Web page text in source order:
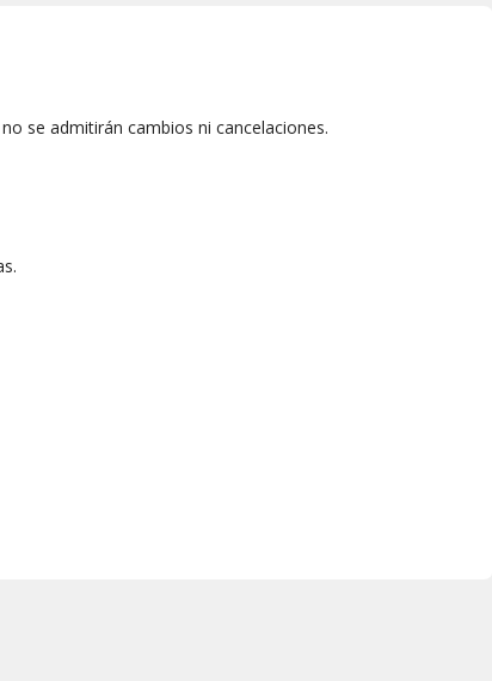
se admitirán cambios ni cancelaciones.